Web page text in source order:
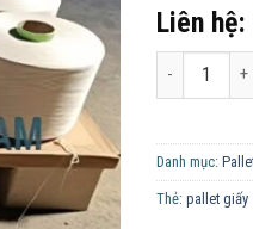
Liên hệ:
Pallet Giấy
Danh mục:
Thẻ: pallet giấy